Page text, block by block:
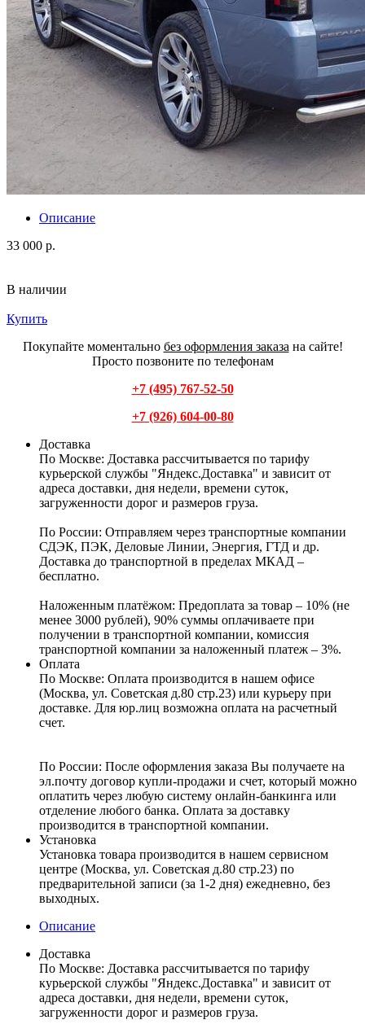
Описание
33 000 р.
В наличии
Купить
Покупайте моментально без оформления заказа на сайте!
Просто позвоните по телефонам
+7 (495) 767-52-50
+7 (926) 604-00-80
Доставка
По Москве: Доставка рассчитывается по тарифу
курьерской службы "Яндекс.Доставка" и зависит от
адреса доставки, дня недели, времени суток,
загруженности дорог и размеров груза.
По России: Отправляем через транспортные компании
СДЭК, ПЭК, Деловые Линии, Энергия, ГТД и др.
Доставка до транспортной в пределах МКАД –
бесплатно.
Наложенным платёжом: Предоплата за товар – 10% (не
менее 3000 рублей), 90% суммы оплачиваете при
получении в транспортной компании, комиссия
транспортной компании за наложенный платеж – 3%.
Оплата
По Москве: Оплата производится в нашем офисе
(Москва, ул. Советская д.80 стр.23) или курьеру при
доставке. Для юр.лиц возможна оплата на расчетный
счет.
По России: После оформления заказа Вы получаете на
эл.почту договор купли-продажи и счет, который можно
оплатить через любую систему онлайн-банкинга или
отделение любого банка. Оплата за доставку
производится в транспортной компании.
Установка
Установка товара производится в нашем сервисном
центре (Москва, ул. Советская д.80 стр.23) по
предварительной записи (за 1-2 дня) ежедневно, без
выходных.
Описание
Доставка
По Москве: Доставка рассчитывается по тарифу
курьерской службы "Яндекс.Доставка" и зависит от
адреса доставки, дня недели, времени суток,
загруженности дорог и размеров груза.